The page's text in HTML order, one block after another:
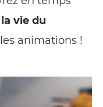
vie du
animations !